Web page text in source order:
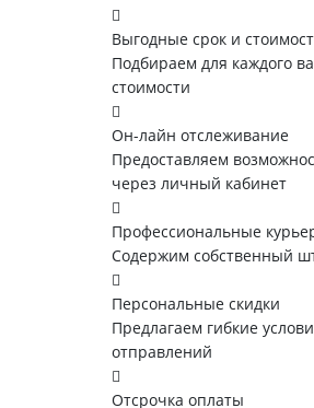
Выгодные срок и
Подбираем для каждого
стоимости
Он-лайн отслеживание
Предоставляем
через личный кабинет
Профессиональные
Содержим собственный
Персональные скидки
Предлагаем гибкие
отправлений
Отсрочка оплаты